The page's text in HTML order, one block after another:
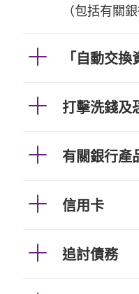
（包括有關
「自動交
打擊洗錢及
有關銀行產
信用卡
追討債務